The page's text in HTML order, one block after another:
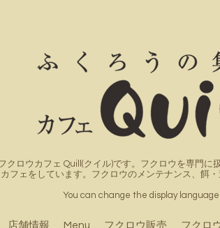
クロウカフェ Quill(クイル)です。フクロウを専門
フェをしています。フクロウのメンテナンス、餌
You can change the display
店舗情報 Menu フクロウ販売 フクロ